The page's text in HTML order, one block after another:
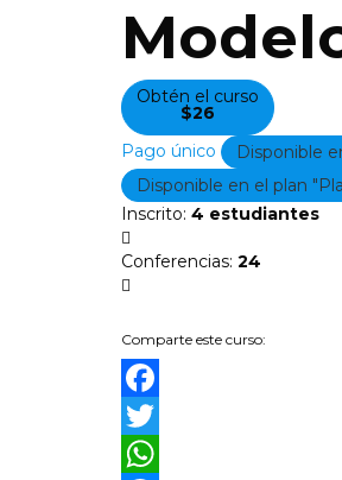
Obtén el curso
$26
Pago único
Disponible
Disponible en el plan
Inscrito: 4 estudiantes
Conferencias: 24
Comparte este curso:
Facebook
Twitter